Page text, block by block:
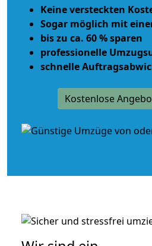
Keine versteckten
Sogar möglich mit
bis zu ca. 60 % sparen
professionelle
schnelle
Kostenlose